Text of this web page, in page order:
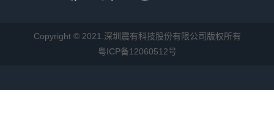
Copyright © 2021.深圳震有科技股份有限公司版权所有
粤ICP备12060512号